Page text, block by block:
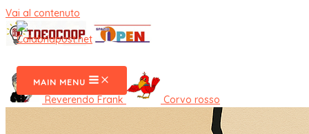
Vai al contenuto
MAIN MENU
Reverendo Frank Corvo rosso